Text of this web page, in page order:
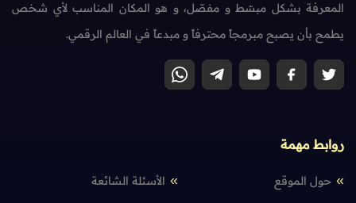
المعرفة بشكل مبسّط و مفصّل، و هو المكان المناسب لأي شخص
يطمح بأن يصبح مبرمجاً محترفاً و مبدعاً في العالم الرقمي.
روابط مهمة
حول الموقع الأسئلة الشائعة